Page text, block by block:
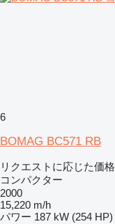
6
BOMAG BC571 RB
リクエストに応じた価格
コンパクター
2000
15,220 m/h
パワー 187 kW (254 HP)